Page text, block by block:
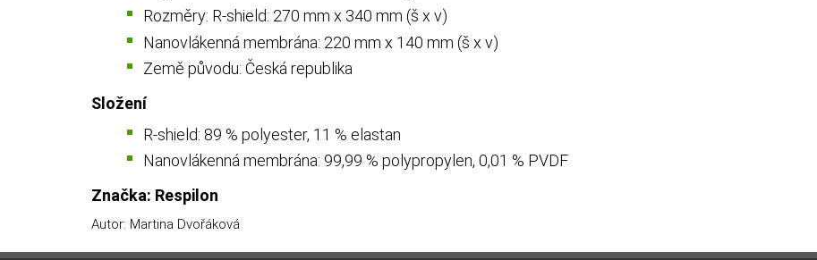
Rozměry: R-shield: 270 mm x 340 mm (š x v)
Nanovlákenná membrána: 220 mm x 140 mm (š x v)
Země původu: Česká republika
Složení
R-shield: 89 % polyester, 11 % elastan
Nanovlákenná membrána: 99,99 % polypropylen, 0,01 % PVDF
Značka: Respilon
Autor: Martina Dvořáková